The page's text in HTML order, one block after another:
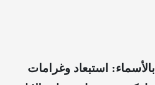
استبعاد وغرامات